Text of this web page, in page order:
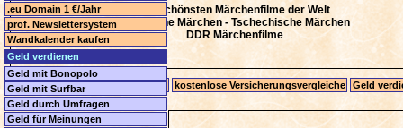
Die schönsten Märchenfilme der Welt
Russische Märchen - Tschechische Märchen
DDR Märchenfilme
Geld Startseite kostenlose Versicherungsvergleiche Geld
.eu Domain 1 €/Jahr
prof. Newslettersystem
Wandkalender kaufen
Geld verdienen
Geld mit Bonopolo
Geld mit Surfbar
Geld durch Umfragen
Geld für Meinungen